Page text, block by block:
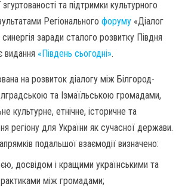
згуртованості та підтримки культурного
Регіонального форуму «Діалог
заради сталого розвитку Півдня
«Південь сьогодні».
на розвиток діалогу між Білгород-
та Ізмаїльською громадами,
культурне, етнічне, історичне та
регіону для України як сучасної держави.
подальшої взаємодії визначено:
досвідом і кращими українськими та
між громадами;